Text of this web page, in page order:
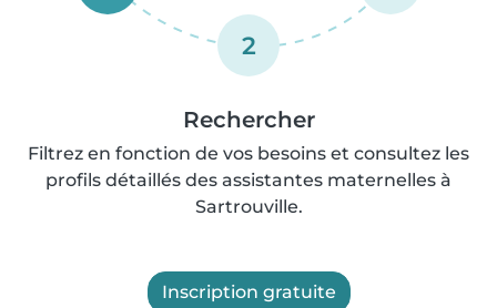
2
Rechercher
Filtrez en fonction de vos besoins et consultez les
profils détaillés des assistantes maternelles à
Sartrouville.
Inscription gratuite